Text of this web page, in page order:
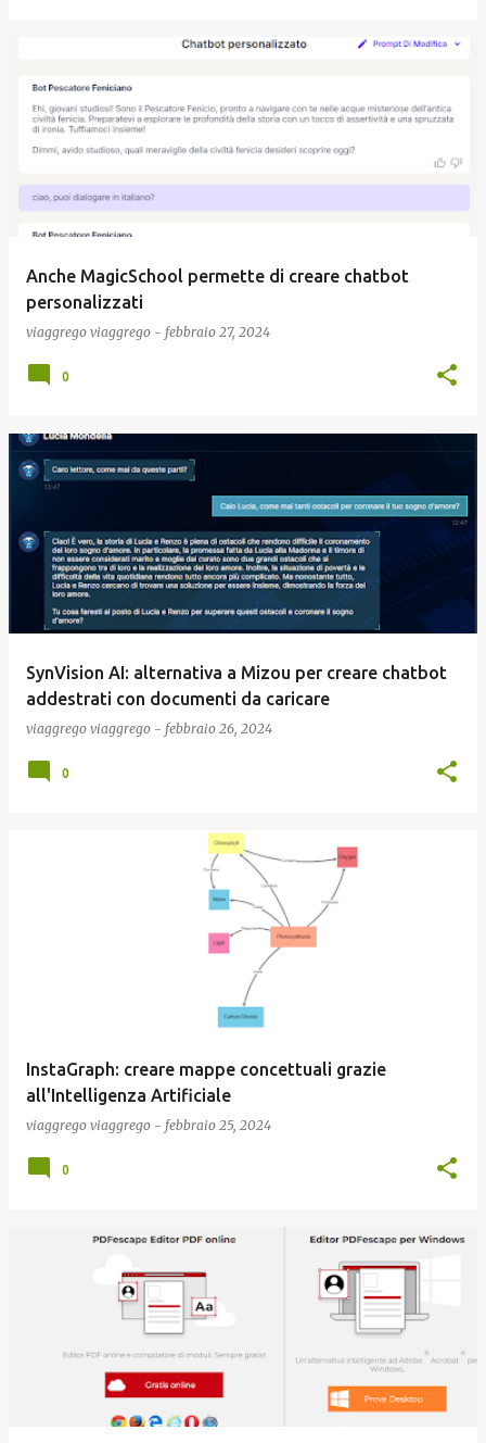
Anche MagicSchool permette di creare chatbot
personalizzati
viaggrego viaggrego - febbraio 27, 2024
0
SynVision AI: alternativa a Mizou per creare chatbot
addestrati con documenti da caricare
viaggrego viaggrego - febbraio 26, 2024
0
InstaGraph: creare mappe concettuali grazie
all'Intelligenza Artificiale
viaggrego viaggrego - febbraio 25, 2024
0